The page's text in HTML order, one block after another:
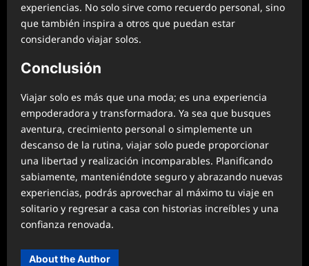
experiencias. No solo sirve como recuerdo personal, sino
que también inspira a otros que puedan estar
considerando viajar solos.
Conclusión
Viajar solo es más que una moda; es una experiencia
empoderadora y transformadora. Ya sea que busques
aventura, crecimiento personal o simplemente un
descanso de la rutina, viajar solo puede proporcionar
una libertad y realización incomparables. Planificando
sabiamente, manteniéndote seguro y abrazando nuevas
experiencias, podrás aprovechar al máximo tu viaje en
solitario y regresar a casa con historias increíbles y una
confianza renovada.
About the Author